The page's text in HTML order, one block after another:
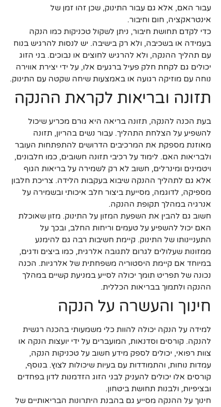
עבור האם, אלא גם עבור התינוק, שכן זהו זמן של
אינטראקציה, חום וחיבור.
כדי לקדם תחושת חיבור, ניתן לשקול טכניקות כמו הנקה
בעמידה או בשכיבה, ולא רק בישיבה. יש לנסות להרגיש בנוח
עם תהליך ההנקה, ולא להרגיש לחוצים או נבוכים. בני הזוג
יכולים גם לקחת חלק פעיל ברגעים אלו, על ידי יצירת אווירה
נוחה עם מוזיקה רגועה או באמצעות שיחה שקטה עם התינוק.
תזונה ובריאות לקראת ההנקה
בעת הכנה להנקה, תזונה בריאה היא גורם מכריע שיכול
להשפיע על הצלחת התהליך. עבור נשים בהריון, תזונה
מאוזנת מספקת את המרכיבים הדרושים להתפתחות העובר
ולבריאות האם. לימוד על רכיבי תזונה חשובים, כמו חלבונים,
ויטמינים ומינרלים, חשוב לא רק לשמירה על בריאות הגוף
אלא גם לתהליך ההנקה שיבוא בעקבות הלידה. צריכת חלבון
מספיקה, לדוגמה, מסייעת ביצור חלב איכותי ובשמירה על
אנרגיה במהלך תקופת ההנקה.
חשוב גם להבין את השפעת המזון על התינוק. מזון שאוכלת
האם יכול להשפיע על טעמים וריחות החלב, ובכך על
התעניינותו של התינוק. קיימת חשיבות רבה גם להימנע
ממזונות שעלולים לגרום לתגובה אלרגית, כמו ביצים ודגים,
במיוחד אם קיימת היסטוריה משפחתית של אלרגיות. הכנה
נכונה של תפריט תומך יכולה לסייע במניעת קשיים במהלך
ההנקה ולתמוך בבריאות הכללית.
חינוך והעשרה על הנקה
למידה על הנקה יכולה להוות כלי משמעותי בהכנה רגשית
להנקה. קורסים וסדנאות, המועברים על ידי יועצות הנקה או
צוות רפואי, יכולים לספק מידע חשוב על טכניקות הנקה,
עמדות נוחות, והתמודדות עם בעיות שיכולות לצוץ. בנוסף,
קורסים אלו יכולים להעניק לבני הזוג הזדמנות לדון בפחדים
ובציפיות, ולבנות תחושת ביטחון.
חינוך על ההנקה מסייע גם בהבנת היתרונות הבריאותיים של